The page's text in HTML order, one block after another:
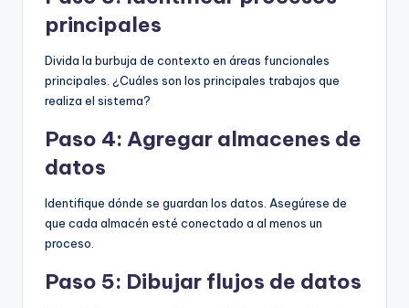
principales
Divida la burbuja de contexto en áreas funcionales
principales. ¿Cuáles son los principales trabajos que
realiza el sistema?
Paso 4: Agregar almacenes de
datos
Identifique dónde se guardan los datos. Asegúrese de
que cada almacén esté conectado a al menos un
proceso.
Paso 5: Dibujar flujos de datos